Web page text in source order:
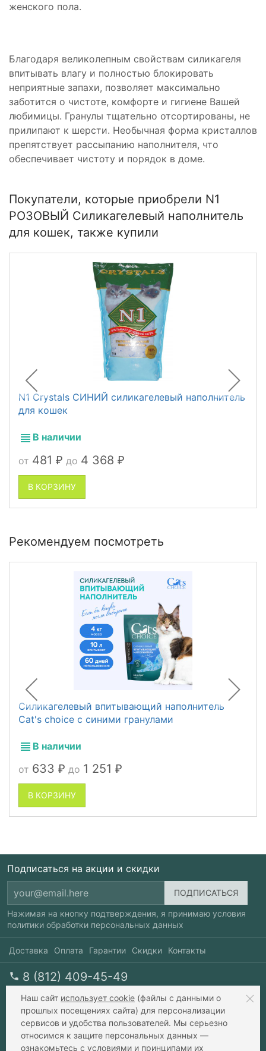
женского пола.
Благодаря великолепным свойствам силикагеля
впитывать влагу и полностью блокировать
неприятные запахи, позволяет максимально
заботится о чистоте, комфорте и гигиене Вашей
любимицы. Гранулы тщательно отсортированы, не
прилипают к шерсти. Необычная форма кристаллов
препятствует рассыпанию наполнителя, что
обеспечивает чистоту и порядок в доме.
Покупатели, которые приобрели N1
РОЗОВЫЙ Силикагелевый наполнитель
для кошек, также купили
N1 Crystals СИНИЙ силикагелевый наполнитель
для кошек
В наличии
от 481 ₽ до 4 368 ₽
В КОРЗИНУ
Рекомендуем посмотреть
Силикагелевый впитывающий наполнитель
Cat's choice с синими гранулами
В наличии
от 633 ₽ до 1 251 ₽
В КОРЗИНУ
Подписаться на акции и скидки
Нажимая на кнопку подтверждения, я принимаю условия
политики обработки персональных данных
Доставка Оплата Гарантии Скидки Контакты
8 (812) 409-45-49
перезвоните мне
пн-пт 10-20, сб 10-17
info@xavax.ru
Наш сайт использует cookie (файлы с данными о
прошлых посещениях сайта) для персонализации
сервисов и удобства пользователей. Мы серьезно
относимся к защите персональных данных —
ознакомьтесь с условиями и принципами их